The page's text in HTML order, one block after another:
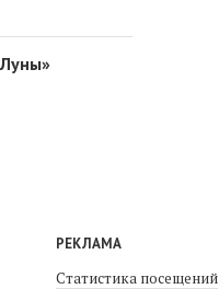
РЕКЛАМА
Статистика посещений